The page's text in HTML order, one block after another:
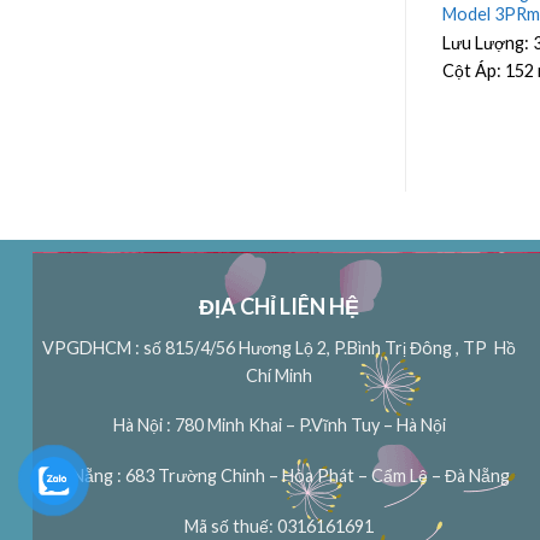
Model
Lưu Lượng:
Cột Áp: 152
ĐỊA CHỈ LIÊN HỆ
VPGDHCM : số 815/4/56 Hương Lộ 2, P.Bình Trị Đông , TP Hồ
Chí Minh
Hà Nội : 780 Minh Khai – P.Vĩnh Tuy – Hà Nội
Đà Nẵng : 683 Trường Chinh – Hòa Phát – Cẩm Lệ – Đà Nẵng
Mã số thuế: 0316161691